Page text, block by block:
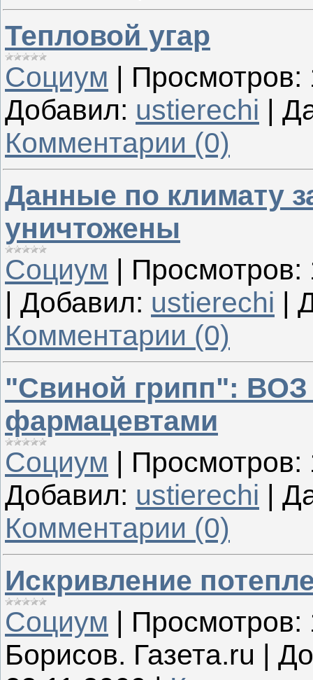
Тепловой угар
Социум | Просмотров:
Добавил: ustierechi |
Комментарии (0)
Данные по климату
уничтожены
Социум | Просмотров:
| Добавил: ustierechi |
Комментарии (0)
"Свиной грипп": ВОЗ
фармацевтами
Социум | Просмотров:
Добавил: ustierechi |
Комментарии (0)
Искривление
Социум | Просмотров:
Борисов. Газета.ru |